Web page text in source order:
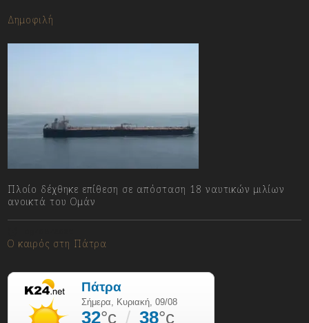
Δημοφιλή
Πλοίο δέχθηκε επίθεση σε απόσταση 18 ναυτικών μιλίων
ανοικτά του Ομάν
Ο καιρός στη Πάτρα